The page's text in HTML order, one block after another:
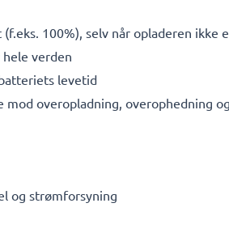
100%), selv når opladeren ikke
verden
levetid
mod overopladning, overophedning
og strømforsyning